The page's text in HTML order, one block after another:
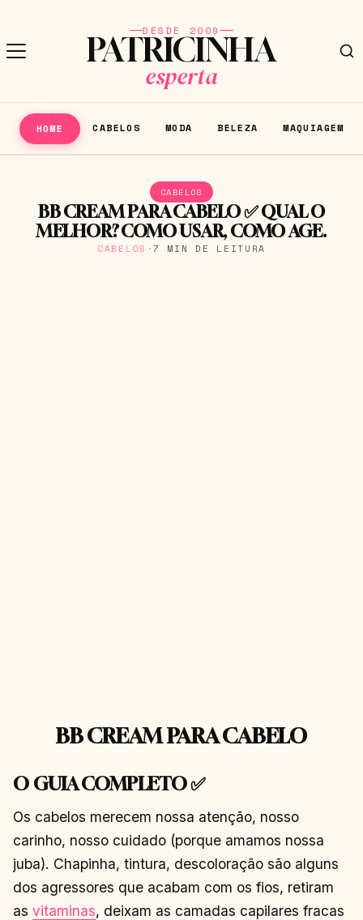
DESDE 2009
PATRICINHA
esperta
HOME CABELOS MODA BELEZA MAQUIAGEM
CABELOS
BB CREAM PARA CABELO ✅ QUAL O
MELHOR? COMO USAR, COMO AGE.
CABELOS ·7 MIN DE LEITURA
BB CREAM PARA CABELO
O GUIA COMPLETO ✅
Os cabelos merecem nossa atenção, nosso
carinho, nosso cuidado (porque amamos nossa
juba). Chapinha, tintura, descoloração são alguns
dos agressores que acabam com os fios, retiram
as vitaminas, deixam as camadas capilares fracas